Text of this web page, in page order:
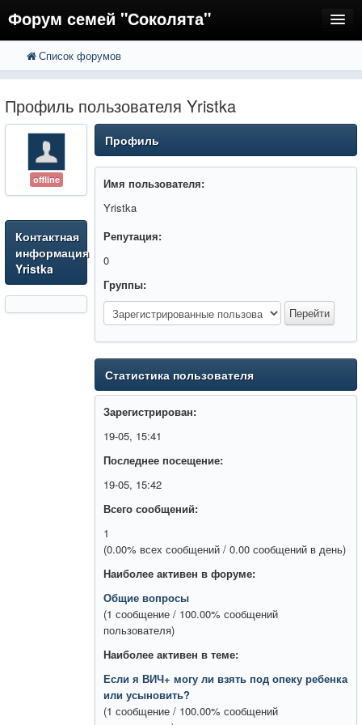
Форум семей "Соколята"
FAQ
Регистрация
Вход
Список форумов
Профиль пользователя Yristka
offline
Контактная
информация
Yristka
Профиль
Имя пользователя:
Yristka
Репутация:
0
Группы:
Статистика пользователя
Зарегистрирован:
19-05, 15:41
Последнее посещение:
19-05, 15:42
Всего сообщений:
1
(0.00% всех сообщений / 0.00 сообщений в день)
Наиболее активен в форуме:
Общие вопросы
(1 сообщение / 100.00% сообщений
пользователя)
Наиболее активен в теме:
Если я ВИЧ+ могу ли взять под опеку ребенка
или усыновить?
(1 сообщение / 100.00% сообщений